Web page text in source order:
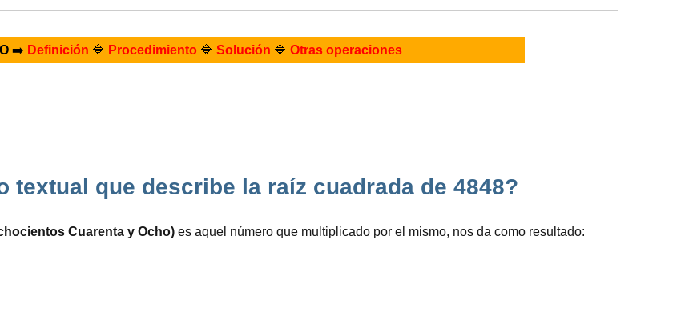
➡️ Definición 🔷 Procedimiento🔷 Solución 🔷 Otras operaciones
textual que describe la raíz cuadrada de 4848?
Cuarenta y Ocho) es aquel número que multiplicado por el mismo, nos da como resultado: